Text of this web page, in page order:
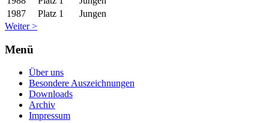
1987
Platz 1 Jungen
Weiter >
Menü
Über uns
Besondere Auszeichnungen
Downloads
Archiv
Impressum